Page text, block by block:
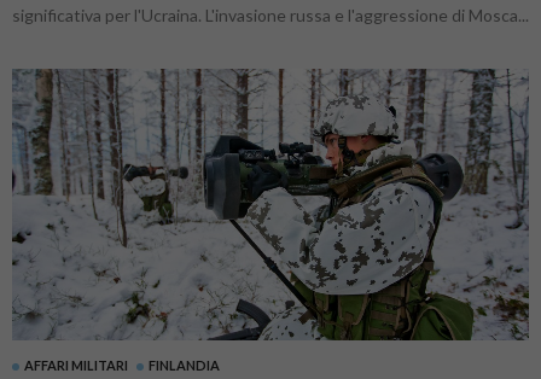
significativa per l'Ucraina. L'invasione russa e l'aggressione di Mosca...
AFFARI MILITARI FINLANDIA